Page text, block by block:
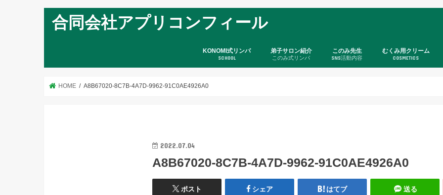
合同会社アプリコンフィール
KONOMI式リンパ
SCHOOL
弟子サロン紹介
このみ式リンパ
このみ先生
SNS活動内容
むくみ用クリーム
COSMETICS
HOME A8B67020-8C7B-4A7D-9962-91C0AE4926A0
2022.07.04
A8B67020-8C7B-4A7D-9962-91C0AE4926A0
ポスト シェア はてブ 送る